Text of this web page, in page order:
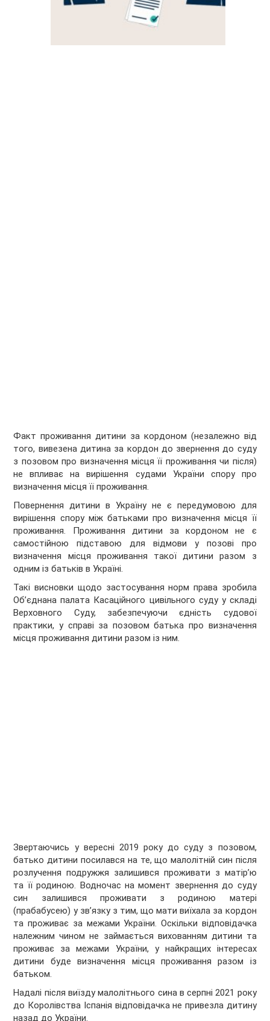
Факт проживання дитини за кордоном (незалежно від
того, вивезена дитина за кордон до звернення до суду
з позовом про визначення місця її проживання чи після)
не впливає на вирішення судами України спору про
визначення місця її проживання.
Повернення дитини в Україну не є передумовою для
вирішення спору між батьками про визначення місця її
проживання. Проживання дитини за кордоном не є
самостійною підставою для відмови у позові про
визначення місця проживання такої дитини разом з
одним із батьків в Україні.
Такі висновки щодо застосування норм права зробила
Об’єднана палата Касаційного цивільного суду у складі
Верховного Суду, забезпечуючи єдність судової
практики, у справі за позовом батька про визначення
місця проживання дитини разом із ним.
Звертаючись у вересні 2019 року до суду з позовом,
батько дитини посилався на те, що малолітній син після
розлучення подружжя залишився проживати з матір’ю
та її родиною. Водночас на момент звернення до суду
син залишився проживати з родиною матері
(прабабусею) у зв’язку з тим, що мати виїхала за кордон
та проживає за межами України. Оскільки відповідачка
належним чином не займається вихованням дитини та
проживає за межами України, у найкращих інтересах
дитини буде визначення місця проживання разом із
батьком.
Надалі після виїзду малолітнього сина в серпні 2021 року
до Королівства Іспанія відповідачка не привезла дитину
назад до України.